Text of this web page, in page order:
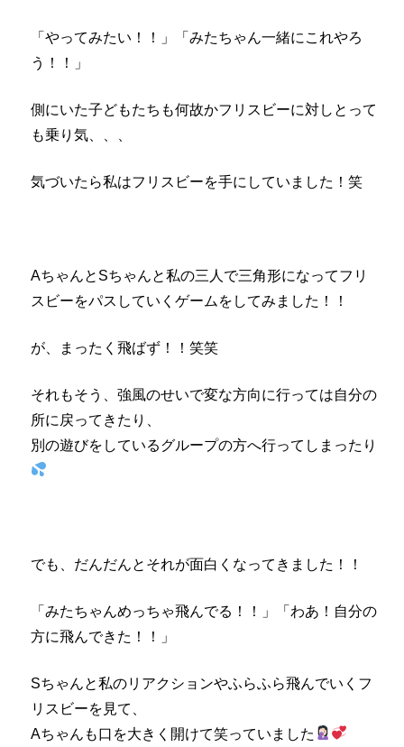
「やってみたい！！」「みたちゃん一緒にこれやろ
う！！」
側にいた子どもたちも何故かフリスビーに対しとって
も乗り気、、、
気づいたら私はフリスビーを手にしていました！笑
AちゃんとSちゃんと私の三人で三角形になってフリ
スビーをパスしていくゲームをしてみました！！
が、まったく飛ばず！！笑笑
それもそう、強風のせいで変な方向に行っては自分の
所に戻ってきたり、
別の遊びをしているグループの方へ行ってしまったり
でも、だんだんとそれが面白くなってきました！！
「みたちゃんめっちゃ飛んでる！！」「わあ！自分の
方に飛んできた！！」
Sちゃんと私のリアクションやふらふら飛んでいくフ
リスビーを見て、
Aちゃんも口を大きく開けて笑っていました